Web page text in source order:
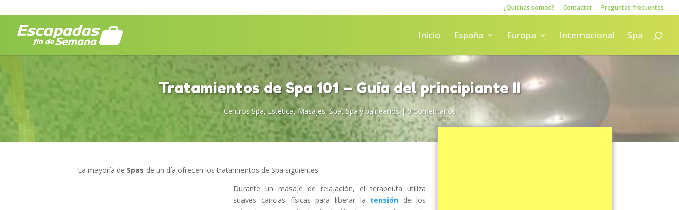
¿Quiénes somos? Contactar Preguntas frecuentes
Inicio España Europa Internacional Spa
Tratamientos de Spa 101 – Guía del principiante II
Centros Spa,Estética, Masajes,Spa, Spa y balnearios|0 Comentarios
La mayoría de Spas de un día ofrecen los tratamientos de Spa siguientes:
Durante un masaje de relajación, el terapeuta utiliza
suaves caricias físicas para liberar la tensión de los